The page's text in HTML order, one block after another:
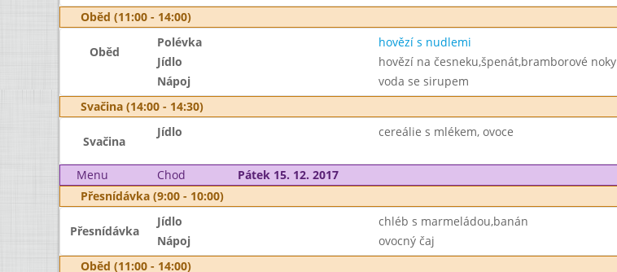
Oběd (11:00 - 14:00)
Oběd
Polévka hovězí s nudlemi
Jídlo
hovězí na česneku,špenát,bramborové noky
Nápoj
voda se sirupem
Svačina (14:00 - 14:30)
Svačina
Jídlo cereálie s mlékem, ovoce
Menu Chod Pátek 15. 12. 2017
Přesnídávka (9:00 - 10:00)
Přesnídávka
Jídlo chléb s marmeládou,banán
Nápoj
ovocný čaj
Oběd (11:00 - 14:00)